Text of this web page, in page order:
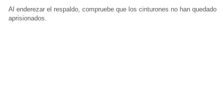
Al enderezar el respaldo, compruebe que los cinturones no han quedado
aprisionados.